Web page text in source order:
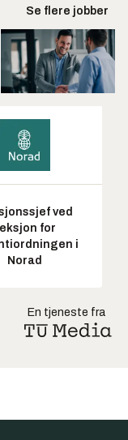
Se flere jobber
ved
for
i
Norad
En tjeneste fra